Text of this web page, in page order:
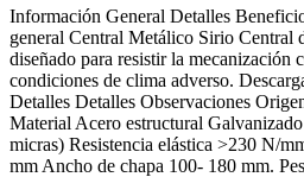
Información General Detalles
general Central Metálico Sirio Central
diseñado para resistir la mecanización
condiciones de clima adverso.
Detalles Detalles Observaciones
Material Acero estructural
micras) Resistencia elástica >230 N/
mm Ancho de chapa 100- 180 mm.